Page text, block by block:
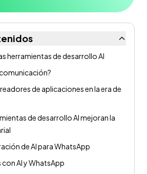
herramientas de desarrollo AI
comunicación?
de aplicaciones en la era de
de desarrollo AI mejoran la
de AI para WhatsApp
AI y WhatsApp